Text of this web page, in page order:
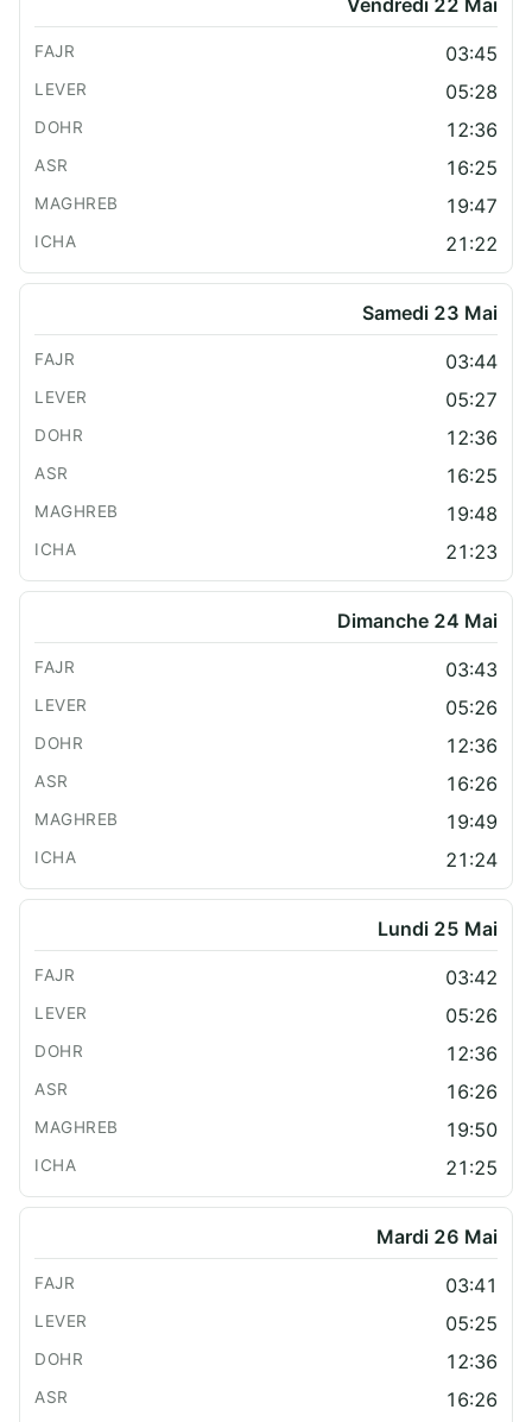
03:45
05:28
12:36
16:25
19:47
21:22
Samedi 23 Mai
03:44
05:27
12:36
16:25
19:48
21:23
Dimanche 24 Mai
03:43
05:26
12:36
16:26
19:49
21:24
Lundi 25 Mai
03:42
05:26
12:36
16:26
19:50
21:25
Mardi 26 Mai
03:41
05:25
12:36
16:26